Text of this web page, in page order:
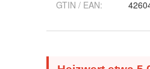
GTIN / EAN: